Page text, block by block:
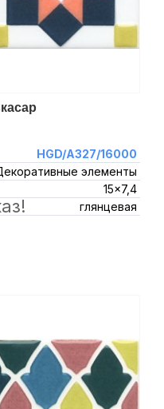
HGD/A327/16000
элементы
15x7,4
глянцевая